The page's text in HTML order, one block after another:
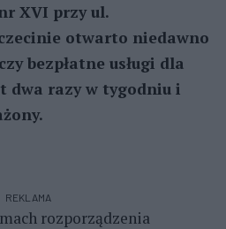
XVI przy ul.
otwarto niedawno
bezpłatne usługi dla
dwa razy w tygodniu i
REKLAMA
rozporządzenia